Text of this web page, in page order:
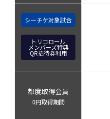
シーチケ対象試合
トリコロール
メンバーズ特典
QR招待券利用
都度取得会員
0円取得期間